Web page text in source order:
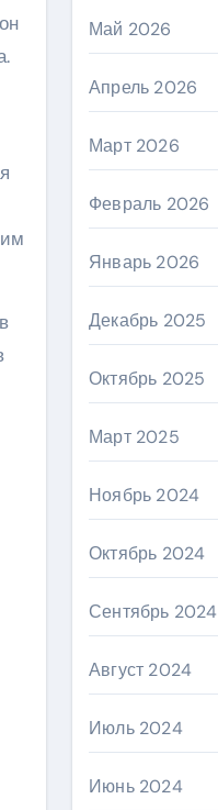
Май 2026
Апрель 2026
Март 2026
Февраль 2026
Январь 2026
Декабрь 2025
Октябрь 2025
Март 2025
Ноябрь 2024
Октябрь 2024
Сентябрь 2024
Август 2024
Июль 2024
Июнь 2024